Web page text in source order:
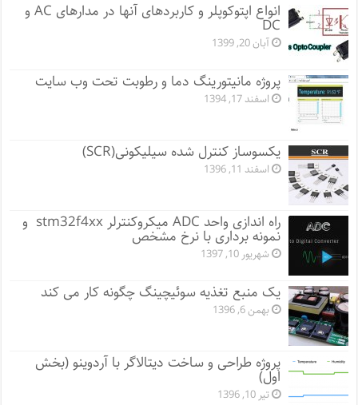
انواع اپتوکوپلر و کاربردهای آنها در مدارهای AC و
DC
آبان 20, 1399
پروژه مانيتورينگ دما و رطوبت تحت وب سایت
اسفند 17, 1394
یکسوساز کنترل شده سیلیکونی(SCR)
اسفند 11, 1396
راه اندازی واحد ADC میکروکنترلر stm32f4xx و
نمونه برداری با نرخ مشخص
شهریور 10, 1397
یک منبع تغذیه سوئیچینگ چگونه کار می کند
بهمن 6, 1396
پروژه طراحی و ساخت دیتالاگر با آردوینو (بخش
اول)
تیر 10, 1396